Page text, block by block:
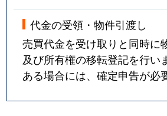
代金の受領・物件引渡し
売買代金を受け取りと同時に
及び所有権の移転登記を行い
ある場合には、確定申告が必